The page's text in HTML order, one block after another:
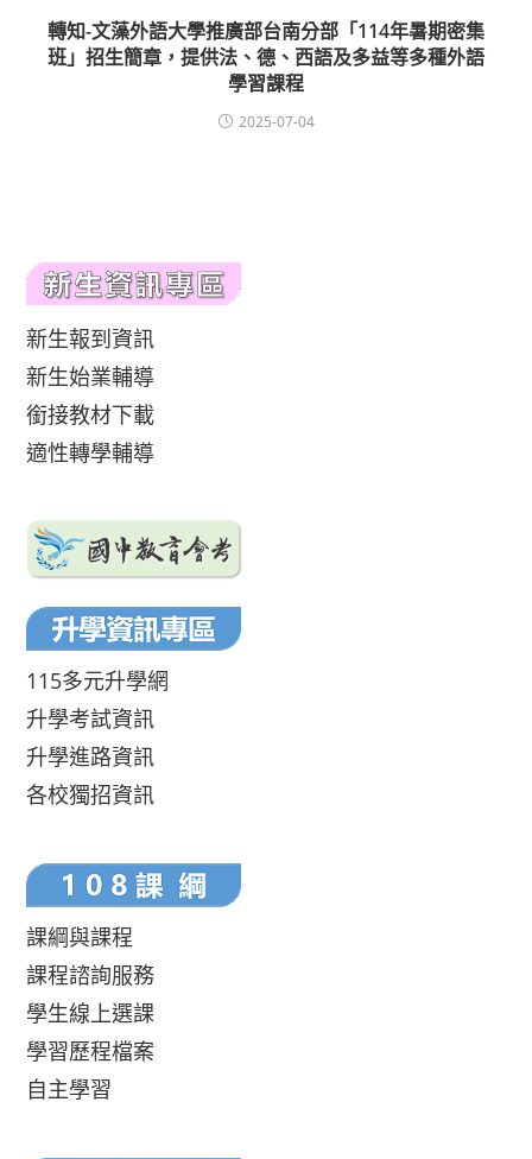
轉知-文藻外語大學推廣部台南分部「114年暑期密集
班」招生簡章，提供法、德、西語及多益等多種外語
學習課程
2025-07-04
新生報到資訊
新生始業輔導
銜接教材下載
適性轉學輔導
115多元升學網
升學考試資訊
升學進路資訊
各校獨招資訊
課綱與課程
課程諮詢服務
學生線上選課
學習歷程檔案
自主學習